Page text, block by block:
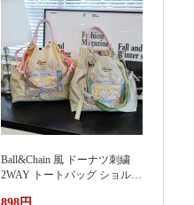
Ball&Chain 風 ドーナツ刺繍
2WAY トートバッグ ショルダ